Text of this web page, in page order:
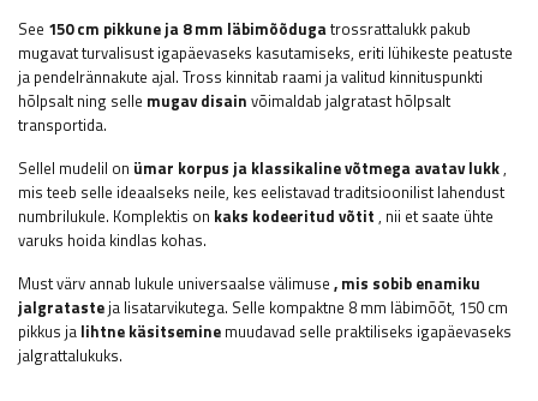
See 150 cm pikkune ja 8 mm läbimõõdugatrossrattalukk pakub
mugavat turvalisust igapäevaseks kasutamiseks, eriti lühikeste peatuste
ja pendelrännakute ajal. Tross kinnitab raami ja valitud kinnituspunkti
hõlpsalt ning selle mugav disain võimaldab jalgratast hõlpsalt
transportida.
Sellel mudelil on ümar korpus ja klassikaline võtmega avatav lukk,
mis teeb selle ideaalseks neile, kes eelistavad traditsioonilist lahendust
numbrilukule. Komplektis on kaks kodeeritud võtit , nii et saate ühte
varuks hoida kindlas kohas.
Must värv annab lukule universaalse välimuse , mis sobib enamiku
jalgratasteja lisatarvikutega. Selle kompaktne 8 mm läbimõõt, 150 cm
pikkus ja lihtne käsitsemine muudavad selle praktiliseks igapäevaseks
jalgrattalukuks.